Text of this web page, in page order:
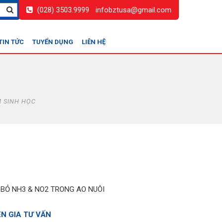
TỨC TUYỂN DỤNG LIÊN HỆ
(028) 3503.9999 infobztusa@gmail.com
SINH HỌC
NH3 & NO2 TRONG AO NUÔI
GIA TƯ VẤN